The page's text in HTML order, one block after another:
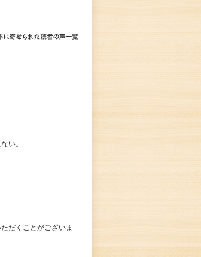
い。
だくことがございま